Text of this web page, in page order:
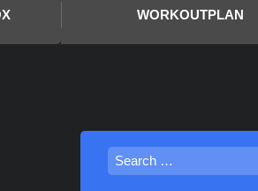
WORKOUTPLAN